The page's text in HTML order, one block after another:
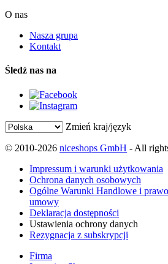
O nas
Nasza grupa
Kontakt
Śledź nas na
Zmień kraj/język
© 2010-2026 niceshops GmbH - All
Impressum i warunki użytkowania
Ochrona danych osobowych
Ogólne Warunki Handlowe i
umowy
Deklaracja dostępności
Ustawienia ochrony danych
Rezygnacja z subskrypcji
Firma